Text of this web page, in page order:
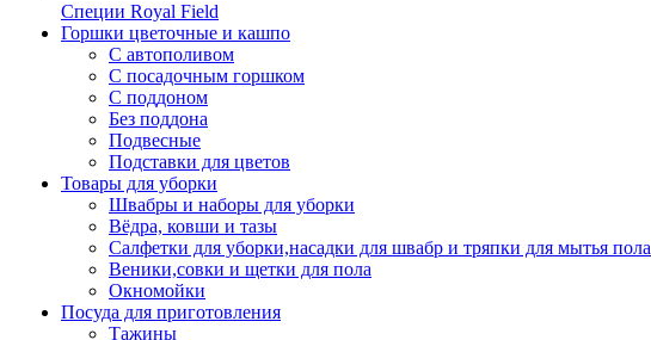
Специи Royal Field
Горшки цветочные и кашпо
С автополивом
С посадочным горшком
С поддоном
Без поддона
Подвесные
Подставки для цветов
Товары для уборки
Швабры и наборы для уборки
Вёдра, ковши и тазы
Салфетки для уборки,насадки для швабр и тряпки для мытья пола
Веники,совки и щетки для пола
Окномойки
Посуда для приготовления
Тажины